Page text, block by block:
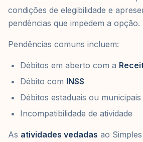
condições de elegibilidade e
pendências que impedem a opção.
Pendências comuns incluem:
Débitos em aberto com a
Débito com INSS
Débitos estaduais ou municipais
Incompatibilidade de atividade
As atividades vedadas ao